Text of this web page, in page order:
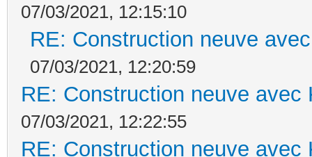
07/03/2021, 12:15:10
RE: Construction neuve
07/03/2021, 12:20:59
RE: Construction neuve avec
07/03/2021, 12:22:55
RE: Construction neuve avec